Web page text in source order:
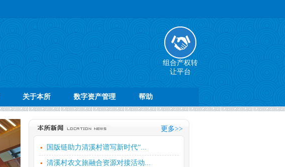
组合产权转
让平台
关于本所 数字资产管理 帮助
更多>>
国版链助力清溪村谱写新时代“...
清溪村农文旅融合资源对接活动...